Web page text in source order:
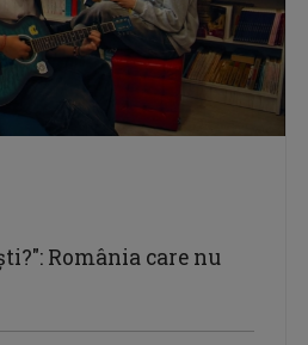
România care nu